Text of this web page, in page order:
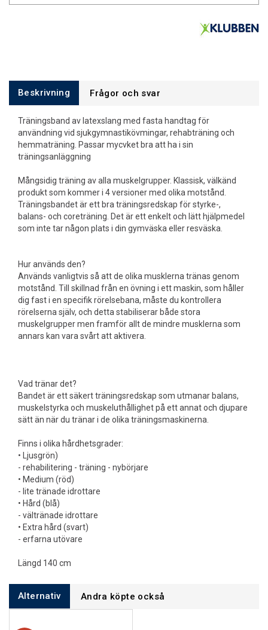
Beskrivning Frågor och svar
Träningsband av latexslang med fasta handtag för
användning vid sjukgymnastikövmingar, rehabträning och
hemmaträning. Passar mycvket bra att ha i sin
träningsanläggning
Mångsidig träning av alla muskelgrupper. Klassisk, välkänd
produkt som kommer i 4 versioner med olika motstånd.
Träningsbandet är ett bra träningsredskap för styrke-,
balans- och coreträning. Det är ett enkelt och lätt hjälpmedel
som inte tar någon plats i din gymväska eller resväska.
Hur används den?
Används vanligtvis så att de olika musklerna tränas genom
motstånd. Till skillnad från en övning i ett maskin, som håller
dig fast i en specifik rörelsebana, måste du kontrollera
rörelserna själv, och detta stabiliserar både stora
muskelgrupper men framför allt de mindre musklerna som
annars kan vara svårt att aktivera.
Vad tränar det?
Bandet är ett säkert träningsredskap som utmanar balans,
muskelstyrka och muskeluthållighet på ett annat och djupare
sätt än när du tränar i de olika träningsmaskinerna.
Finns i olika hårdhetsgrader:
• Ljusgrön)
- rehabilitering - träning - nybörjare
• Medium (röd)
- lite tränade idrottare
• Hård (blå)
- vältränade idrottare
• Extra hård (svart)
- erfarna utövare
Längd 140 cm
Alternativ Andra köpte också